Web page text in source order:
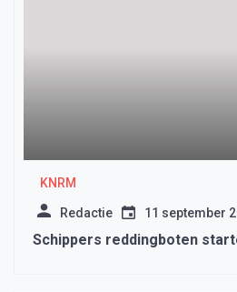
KNRM
Redactie 11 september
Schippers reddingboten